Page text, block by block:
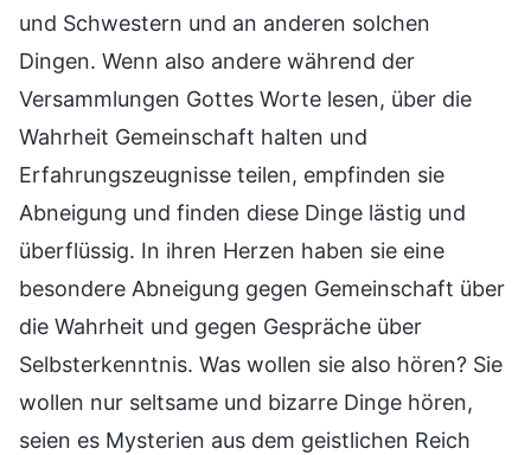
und Schwestern und an anderen solchen
Dingen. Wenn also andere während der
Versammlungen Gottes Worte lesen, über die
Wahrheit Gemeinschaft halten und
Erfahrungszeugnisse teilen, empfinden sie
Abneigung und finden diese Dinge lästig und
überflüssig. In ihren Herzen haben sie eine
besondere Abneigung gegen Gemeinschaft über
die Wahrheit und gegen Gespräche über
Selbsterkenntnis. Was wollen sie also hören? Sie
wollen nur seltsame und bizarre Dinge hören,
seien es Mysterien aus dem geistlichen Reich